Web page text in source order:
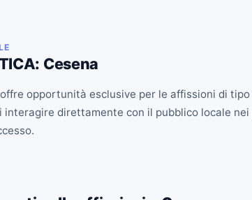
Cesena
offre opportunità esclusive per le affissioni di tipo
interagire direttamente con il pubblico locale